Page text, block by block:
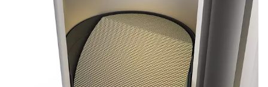
Pneumatech adsorptionstørrere leveres med
tørremiddelmateriale, der er udvalgt på grund af dets
holdbarhed. Derudover er de overfyldte for at klare
aldringspåvirkning eller med midlertidige